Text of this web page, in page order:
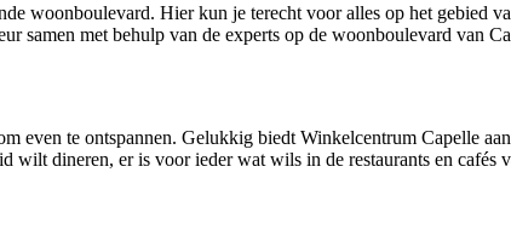
woonboulevard. Hier kun je terecht voor alles op het gebied
samen met behulp van de experts op de woonboulevard van
even te ontspannen. Gelukkig biedt Winkelcentrum Capelle
wilt dineren, er is voor ieder wat wils in de restaurants en cafés